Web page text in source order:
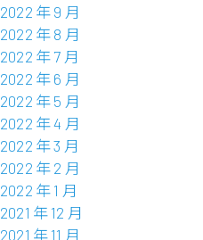
2022 年 9 月
2022 年 8 月
2022 年 7 月
2022 年 6 月
2022 年 5 月
2022 年 4 月
2022 年 3 月
2022 年 2 月
2022 年 1 月
2021 年 12 月
2021 年 11 月